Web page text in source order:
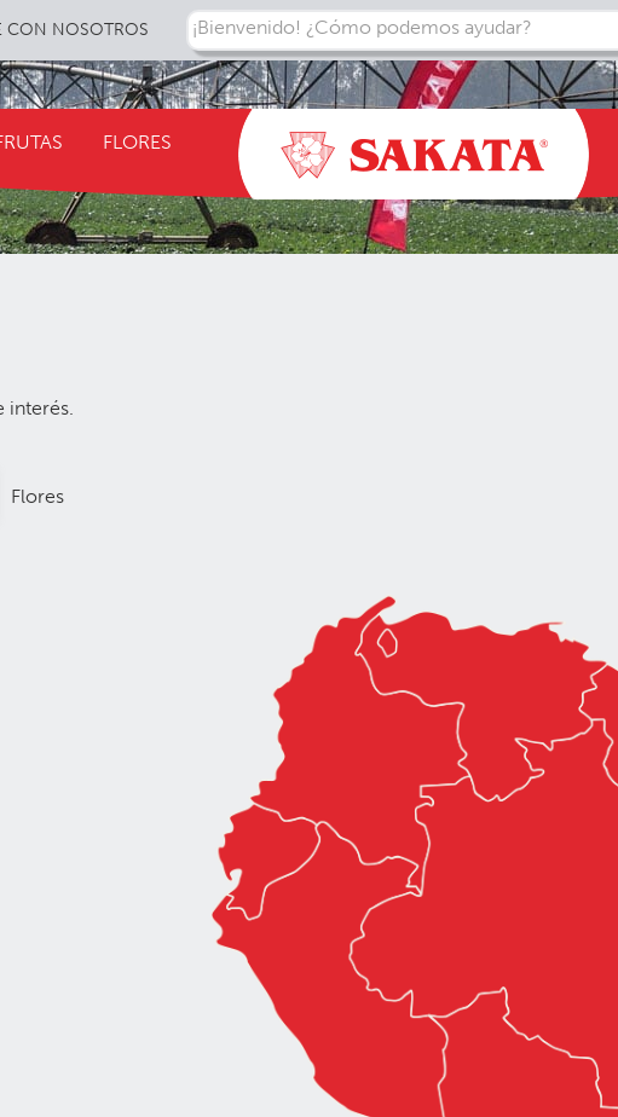
CON NOSOTROS ¡Bienvenido! ¿Cómo podemos ayudar?
FLORES
interés.
Flores